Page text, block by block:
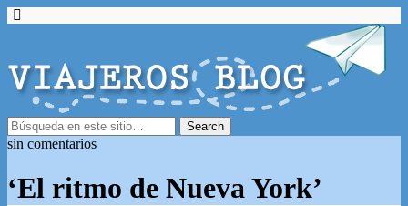
sin comentarios
‘El ritmo de Nueva York’